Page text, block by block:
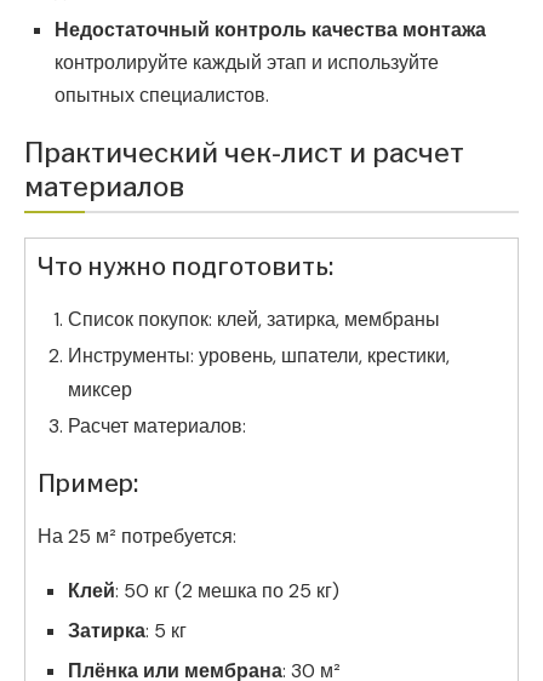
Недостаточный контроль качества монтажа
контролируйте каждый этап и используйте
опытных специалистов.
Практический чек-лист и расчет
материалов
Что нужно подготовить:
Список покупок: клей, затирка, мембраны
Инструменты: уровень, шпатели, крестики,
миксер
Расчет материалов:
Пример:
На 25 м² потребуется:
Клей: 50 кг (2 мешка по 25 кг)
Затирка: 5 кг
Плёнка или мембрана: 30 м²